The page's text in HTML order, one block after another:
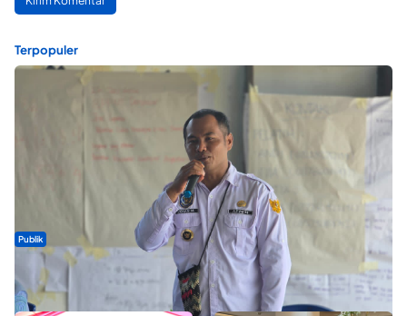
Terpopuler
Publik
ABDESI Morotai Apresiasi Penyaluran ADD Rp3,13 Miliar untuk
88 Desa